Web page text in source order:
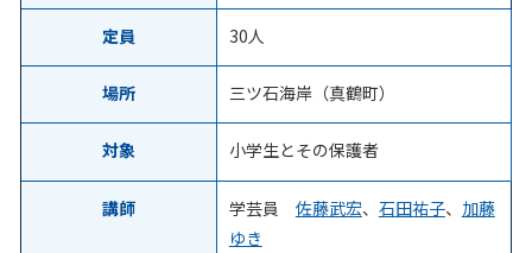
定員 30人
場所 三ツ石海岸（真鶴町）
対象 小学生とその保護者
講師 学芸員 佐藤武宏、 石田祐子、 加藤
ゆき